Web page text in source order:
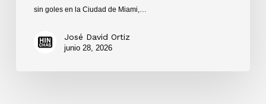
sin goles en la Ciudad de Miami,…
José David Ortiz
junio 28, 2026